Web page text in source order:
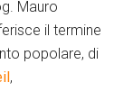
Mauro
il termine
popolare, di
,